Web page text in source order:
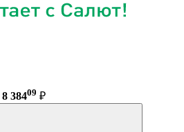
8 38409 ₽